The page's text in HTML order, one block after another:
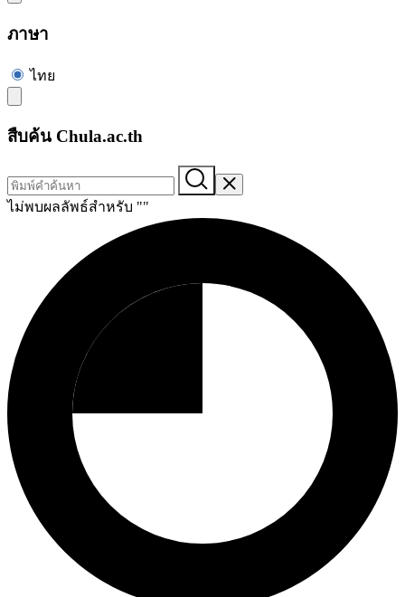
ภาษา
ไทย
สืบค้น Chula.ac.th
ไม่พบผลลัพธ์สำหรับ ""